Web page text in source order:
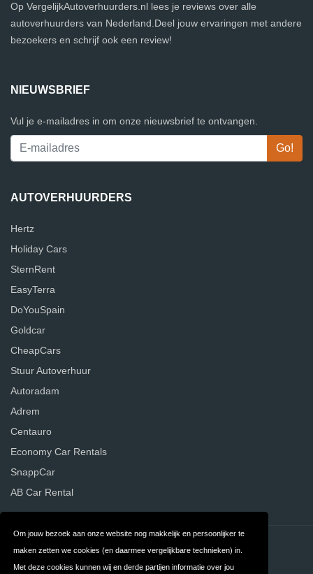
Om jouw bezoek aan onze website nog makkelijk en persoonlijker te
maken zetten we cookies (en daarmee vergelijkbare technieken) in.
Met deze cookies kunnen wij en derde partijen informatie over jou
Op VergelijkAutoverhuurders.nl lees je reviews over alle
autoverhuurders van Nederland.Deel jouw ervaringen met andere
bezoekers en schrijf ook een review!
NIEUWSBRIEF
Vul je e-mailadres in om onze nieuwsbrief te ontvangen.
AUTOVERHUURDERS
Hertz
Holiday Cars
SternRent
EasyTerra
DoYouSpain
Goldcar
CheapCars
Stuur Autoverhuur
Autoradam
Adrem
Centauro
Economy Car Rentals
SnappCar
AB Car Rental
Contact Privacy
Algemene FAQ